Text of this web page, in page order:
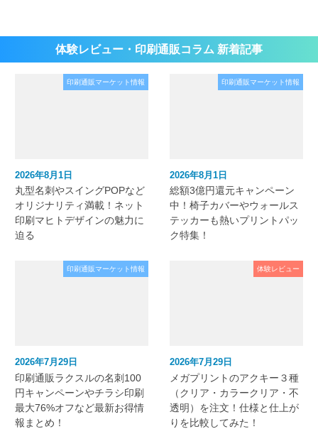
体験レビュー・印刷通販コラム 新着記事
印刷通販マーケット情報
2026年8月1日
丸型名刺やスイングPOPなど
オリジナリティ満載！ネット
印刷マヒトデザインの魅力に
迫る
印刷通販マーケット情報
2026年8月1日
総額3億円還元キャンペーン
中！椅子カバーやウォールス
テッカーも熱いプリントパッ
ク特集！
印刷通販マーケット情報
2026年7月29日
印刷通販ラクスルの名刺100
円キャンペーンやチラシ印刷
最大76%オフなど最新お得情
報まとめ！
体験レビュー
2026年7月29日
メガプリントのアクキー３種
（クリア・カラークリア・不
透明）を注文！仕様と仕上が
りを比較してみた！